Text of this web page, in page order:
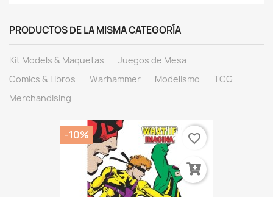
PRODUCTOS DE LA MISMA CATEGORÍA
Kit Models & Maquetas
Juegos de Mesa
Comics & Libros
Warhammer Modelismo
TCG
Merchandising
-10% favorite_border